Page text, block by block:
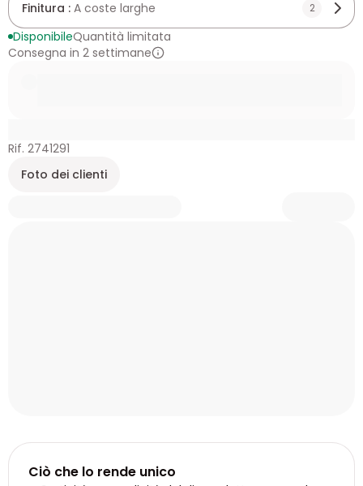
Finitura : A coste larghe 2
DisponibileQuantità limitata
Consegna in 2 settimane
Rif. 2741291
Foto dei clienti
Ciò che lo rende unico